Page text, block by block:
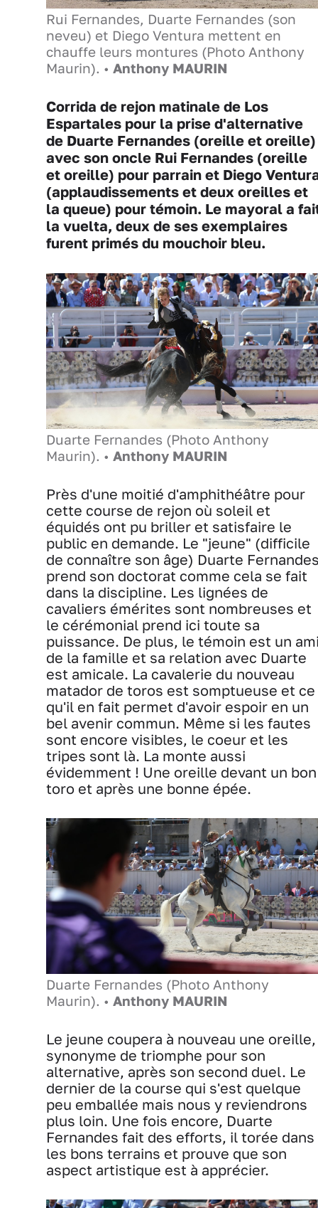
Rui Fernandes, Duarte Fernandes (son
neveu) et Diego Ventura mettent en
chauffe leurs montures (Photo Anthony
Maurin). • Anthony MAURIN
Corrida de rejon matinale de Los
Espartales pour la prise d'alternative
de Duarte Fernandes (oreille et oreille)
avec son oncle Rui Fernandes (oreille
et oreille) pour parrain et Diego
(applaudissements et deux oreilles et
la queue) pour témoin. Le mayoral a
la vuelta, deux de ses exemplaires
furent primés du mouchoir bleu.
Duarte Fernandes (Photo Anthony
Maurin). • Anthony MAURIN
Près d'une moitié d'amphithéâtre pour
cette course de rejon où soleil et
équidés ont pu briller et satisfaire le
public en demande. Le "jeune" (difficile
de connaître son âge) Duarte
prend son doctorat comme cela se fait
dans la discipline. Les lignées de
cavaliers émérites sont nombreuses et
le cérémonial prend ici toute sa
puissance. De plus, le témoin est un
de la famille et sa relation avec Duarte
est amicale. La cavalerie du nouveau
matador de toros est somptueuse et ce
qu'il en fait permet d'avoir espoir en un
bel avenir commun. Même si les fautes
sont encore visibles, le coeur et les
tripes sont là. La monte aussi
évidemment ! Une oreille devant un bon
toro et après une bonne épée.
Duarte Fernandes (Photo Anthony
Maurin). • Anthony MAURIN
Le jeune coupera à nouveau une oreille,
synonyme de triomphe pour son
alternative, après son second duel. Le
dernier de la course qui s'est quelque
peu emballée mais nous y reviendrons
plus loin. Une fois encore, Duarte
Fernandes fait des efforts, il torée dans
les bons terrains et prouve que son
aspect artistique est à apprécier.